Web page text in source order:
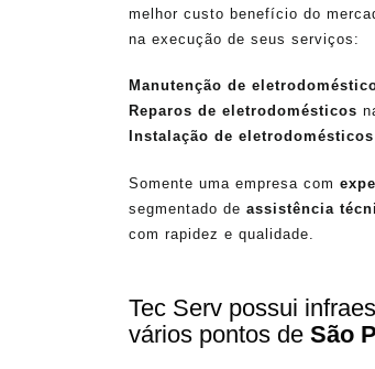
melhor custo benefício do
na execução de seus serviços:
Manutenção de
Reparos de eletrodomésticos
Instalação de eletrodomésticos
Somente uma empresa com
segmentado de assistência
com rapidez e qualidade.
Tec Serv possui
vários pontos de São